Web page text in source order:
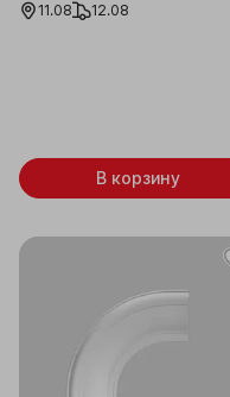
11.08
12.08
В корзину